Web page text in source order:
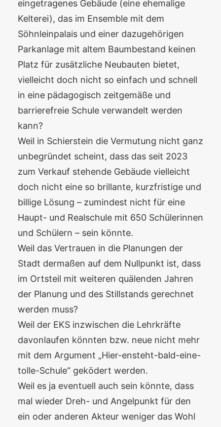
eingetragenes Gebäude (eine ehemalige
Kelterei), das im Ensemble mit dem
Söhnleinpalais und einer dazugehörigen
Parkanlage mit altem Baumbestand keinen
Platz für zusätzliche Neubauten bietet,
vielleicht doch nicht so einfach und schnell
in eine pädagogisch zeitgemäße und
barrierefreie Schule verwandelt werden
kann?
Weil in Schierstein die Vermutung nicht ganz
unbegründet scheint, dass das seit 2023
zum Verkauf stehende Gebäude vielleicht
doch nicht eine so brillante, kurzfristige und
billige Lösung – zumindest nicht für eine
Haupt- und Realschule mit 650 Schülerinnen
und Schülern – sein könnte.
Weil das Vertrauen in die Planungen der
Stadt dermaßen auf dem Nullpunkt ist, dass
im Ortsteil mit weiteren quälenden Jahren
der Planung und des Stillstands gerechnet
werden muss?
Weil der EKS inzwischen die Lehrkräfte
davonlaufen könnten bzw. neue nicht mehr
mit dem Argument „Hier-ensteht-bald-eine-
tolle-Schule“ geködert werden.
Weil es ja eventuell auch sein könnte, dass
mal wieder Dreh- und Angelpunkt für den
ein oder anderen Akteur weniger das Wohl